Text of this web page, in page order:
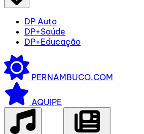
DP Auto
DP+Saúde
DP+Educação
PERNAMBUCO.COM
AQUIPE